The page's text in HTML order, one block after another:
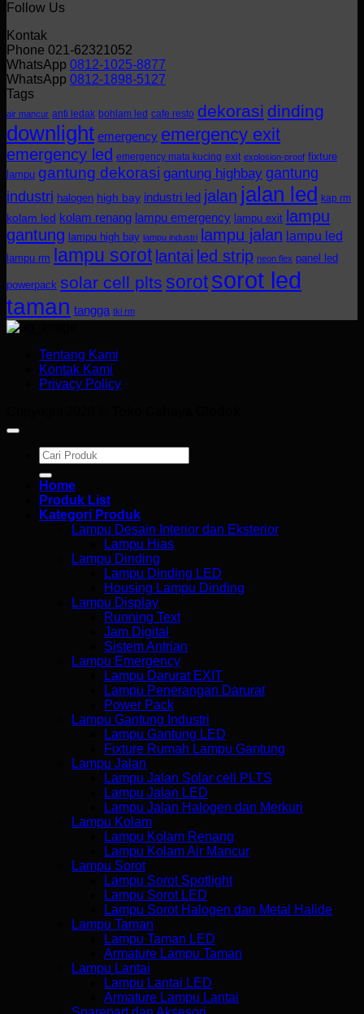
Follow Us
Kontak
Phone 021-62321052
WhatsApp 0812-1025-8877
WhatsApp 0812-1898-5127
Tags
air mancur anti ledak bohlam led cafe resto dekorasi dinding
downlight emergency emergency exit
emergency led emergency mata kucing exit explosion-proof fixture
lampu gantung dekorasi gantung highbay gantung
industri halogen high bay industri led jalan jalan led kap rm
kolam led kolam renang lampu emergency lampu exit lampu
gantung lampu high bay lampu industri lampu jalan lampu led
lampu rm lampu sorot lantai led strip neon flex panel led
powerpack solar cell plts sorotsorot led
taman tangga tki rm
Tentang Kami
Kontak Kami
Privacy Policy
Search
for:
Home
Produk List
Kategori Produk
Lampu Desain Interior dan Eksterior
Lampu Hias
Lampu Dinding
Lampu Dinding LED
Housing Lampu Dinding
Lampu Display
Running Text
Jam Digital
Sistem Antrian
Lampu Emergency
Lampu Darurat EXIT
Lampu Penerangan Darurat
Power Pack
Lampu Gantung Industri
Lampu Gantung LED
Fixture Rumah Lampu Gantung
Lampu Jalan
Lampu Jalan Solar cell PLTS
Lampu Jalan LED
Lampu Jalan Halogen dan Merkuri
Lampu Kolam
Lampu Kolam Renang
Lampu Kolam Air Mancur
Lampu Sorot
Lampu Sorot Spotlight
Lampu Sorot LED
Lampu Sorot Halogen dan Metal Halide
Lampu Taman
Lampu Taman LED
Armature Lampu Taman
Lampu Lantai
Lampu Lantai LED
Armature Lampu Lantai